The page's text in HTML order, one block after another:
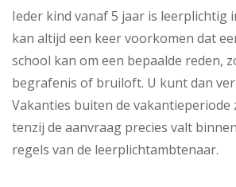
Ieder kind vanaf 5 jaar is leerplichtig
kan altijd een keer voorkomen dat
school kan om een bepaalde reden,
begrafenis of bruiloft. U kunt dan
Vakanties buiten de vakantieperiode
tenzij de aanvraag precies valt
regels van de leerplichtambtenaar.